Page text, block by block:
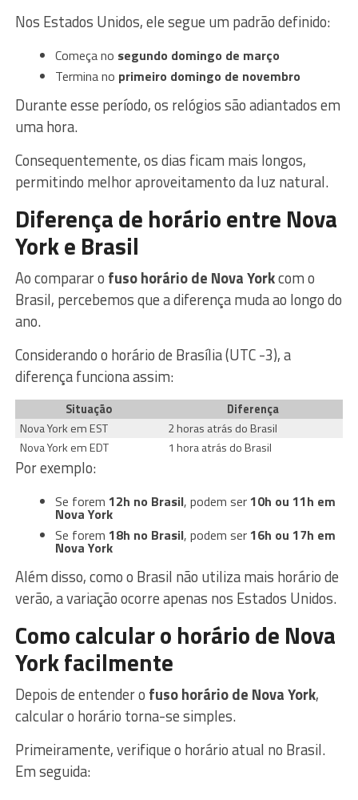
Nos Estados Unidos, ele segue um padrão definido:
Começa no segundo domingo de março
Termina no primeiro domingo de novembro
Durante esse período, os relógios são adiantados em
uma hora.
Consequentemente, os dias ficam mais longos,
permitindo melhor aproveitamento da luz natural.
Diferença de horário entre Nova
York e Brasil
Ao comparar o fuso horário de Nova Yorkcom o
Brasil, percebemos que a diferença muda ao longo do
ano.
Considerando o horário de Brasília (UTC -3), a
diferença funciona assim:
Situação
Diferença
Nova York em EST
2 horas atrás do Brasil
Nova York em EDT
1 hora atrás do Brasil
Por exemplo:
Se forem 12h no Brasil, podem ser 10h ou 11h em
Nova York
Se forem 18h no Brasil, podem ser 16h ou 17h em
Nova York
Além disso, como o Brasil não utiliza mais horário de
verão, a variação ocorre apenas nos Estados Unidos.
Como calcular o horário de Nova
York facilmente
Depois de entender o fuso horário de Nova York,
calcular o horário torna-se simples.
Primeiramente, verifique o horário atual no Brasil.
Em seguida: